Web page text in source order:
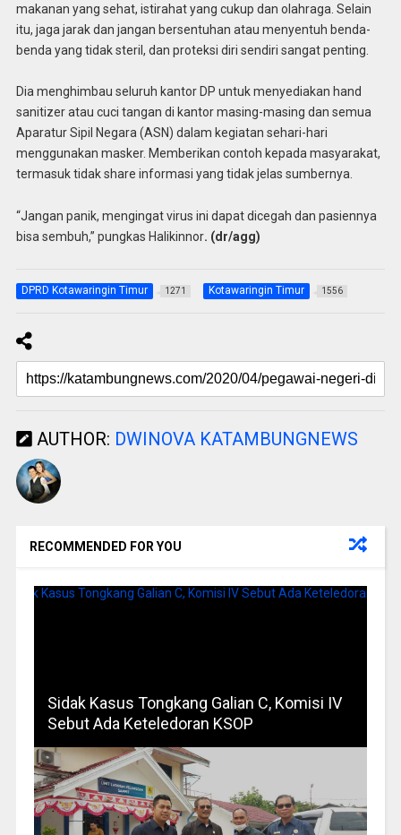
makanan yang sehat, istirahat yang cukup dan olahraga. Selain
itu, jaga jarak dan jangan bersentuhan atau menyentuh benda-
benda yang tidak steril, dan proteksi diri sendiri sangat penting.
Dia menghimbau seluruh kantor DP untuk menyediakan hand
sanitizer atau cuci tangan di kantor masing-masing dan semua
Aparatur Sipil Negara (ASN) dalam kegiatan sehari-hari
menggunakan masker. Memberikan contoh kepada masyarakat,
termasuk tidak share informasi yang tidak jelas sumbernya.
“Jangan panik, mengingat virus ini dapat dicegah dan pasiennya
bisa sembuh,” pungkas Halikinnor. (dr/agg)
DPRD Kotawaringin Timur 1271 Kotawaringin Timur 1556
AUTHOR: DWINOVA KATAMBUNGNEWS
RECOMMENDED FOR YOU
Sidak Kasus Tongkang Galian C, Komisi IV
Sebut Ada Keteledoran KSOP